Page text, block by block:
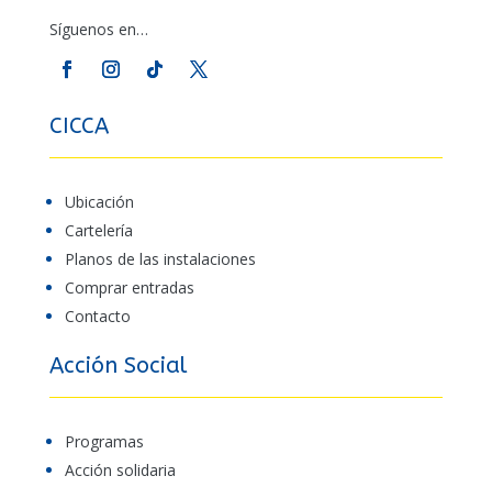
Síguenos en…
CICCA
Ubicación
Cartelería
Planos de las instalaciones
Comprar entradas
Contacto
Acción Social
Programas
Acción solidaria